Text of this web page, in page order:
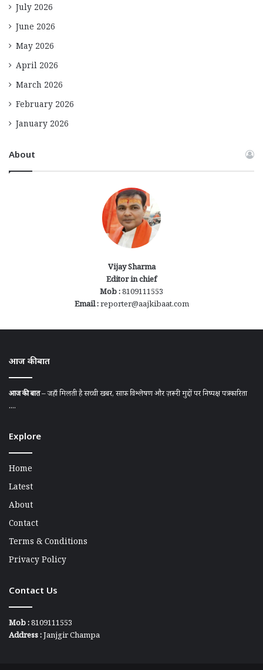
July 2026
June 2026
May 2026
April 2026
March 2026
February 2026
January 2026
About
Vijay Sharma
Editor in chief
Mob :8109111553
Email :reporter@aajkibaat.com
आज की बात
आज की बात– जहाँ मिलती है सच्ची खबर, साफ़ विश्लेषण और ज़रूरी मुद्दों पर निष्पक्ष पत्रकारिता
....
Explore
Home
Latest
About
Contact
Terms & Conditions
Privacy Policy
Contact Us
Mob :8109111553
Address :Janjgir Champa